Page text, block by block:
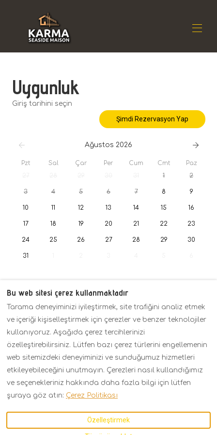
Yorumlar ▾
Uygunluk
Giriş tarihini seçin
Şimdi Rezervasyon Yap
Ağustos 2026
Pzt Sal Çar Per Cum Cmt
Paz
1 2
3 4 5 6 7 8 9
10 11 12 13 14 15 16
17 18 19 20 21 22 23
24 25 26 27 28 29 30
31
Politikalar Genel Bakış
Fiyatlar
İletişim
Turkish EUR +30 6934158793
Kavalas 2, Porto Fino,
Thessaloniki,
E-posta:
©2026
saklıdır- Tarafından
desteklenmektedir
Bu web sitesi çerez kullanmaktadır
Tarama deneyiminizi iyileştirmek, site trafiğini analiz etmek
ve içeriği kişiselleştirmek için çerezler ve benzer teknolojiler
kullanıyoruz. Aşağıda çerez tercihlerinizi
özelleştirebilirsiniz. Lütfen bazı çerez türlerini engellemenin
web sitemizdeki deneyiminizi ve sunduğumuz hizmetleri
etkileyebileceğini unutmayın. Çerezleri nasıl kullandığımız
ve seçenekleriniz hakkında daha fazla bilgi için lütfen
şuraya göz atın: Çerez Politikası
Özelleştirmek